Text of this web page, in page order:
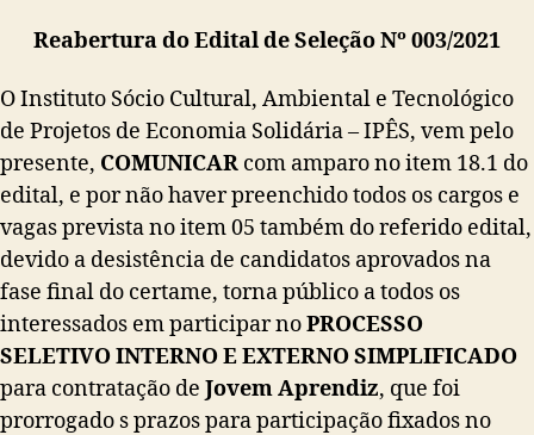
Reabertura do Edital de Seleção Nº 003/2021
O Instituto Sócio Cultural, Ambiental e Tecnológico
de Projetos de Economia Solidária – IPÊS, vem pelo
presente, COMUNICAR com amparo no item 18.1 do
edital, e por não haver preenchido todos os cargos e
vagas prevista no item 05 também do referido edital,
devido a desistência de candidatos aprovados na
fase final do certame, torna público a todos os
interessados em participar noPROCESSO
SELETIVO INTERNO E EXTERNO SIMPLIFICADO
para contratação de Jovem Aprendiz, que foi
prorrogado s prazos para participação fixados no